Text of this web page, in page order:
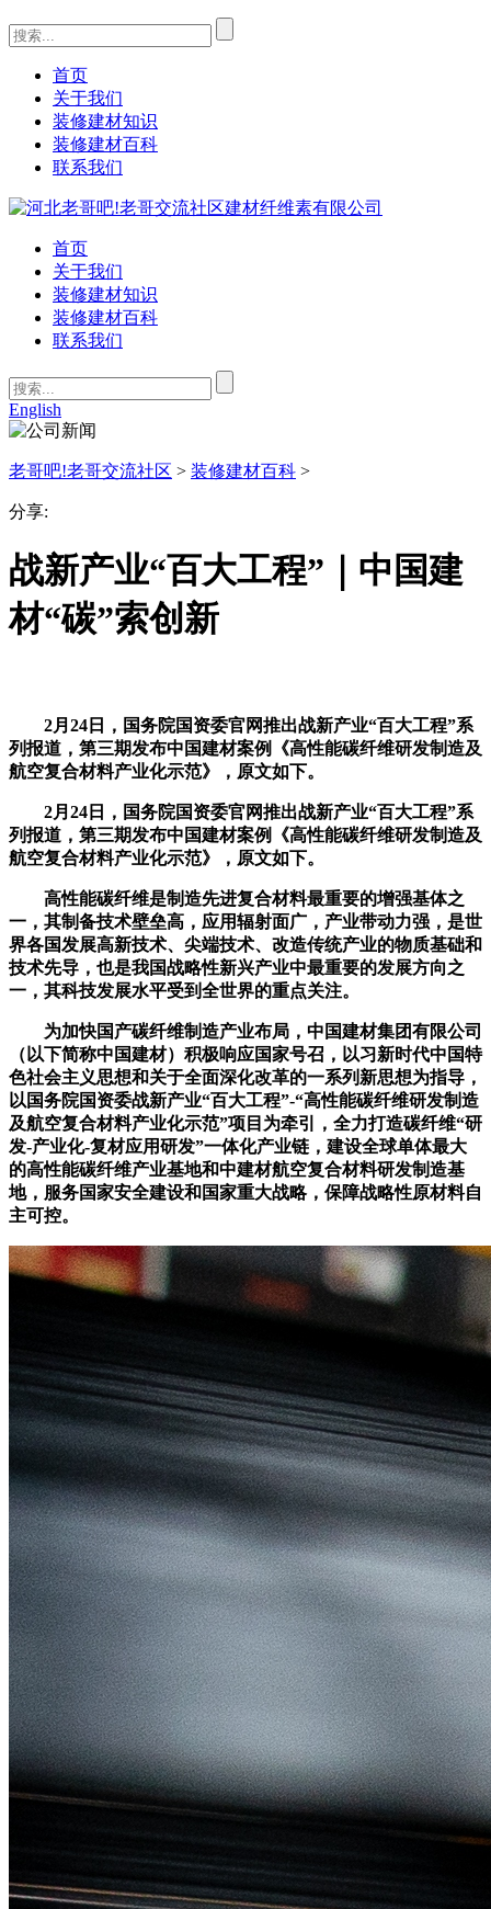
首页
关于我们
装修建材知识
装修建材百科
联系我们
首页
关于我们
装修建材知识
装修建材百科
联系我们
English
老哥吧!老哥交流社区 > 装修建材百科 >
分享:
战新产业“百大工程”｜中国建
材“碳”索创新
2月24日，国务院国资委官网推出战新产业“百大工程”系
列报道，第三期发布中国建材案例《高性能碳纤维研发制造及
航空复合材料产业化示范》，原文如下。
2月24日，国务院国资委官网推出战新产业“百大工程”系
列报道，第三期发布中国建材案例《高性能碳纤维研发制造及
航空复合材料产业化示范》，原文如下。
高性能碳纤维是制造先进复合材料最重要的增强基体之
一，其制备技术壁垒高，应用辐射面广，产业带动力强，是世
界各国发展高新技术、尖端技术、改造传统产业的物质基础和
技术先导，也是我国战略性新兴产业中最重要的发展方向之
一，其科技发展水平受到全世界的重点关注。
为加快国产碳纤维制造产业布局，中国建材集团有限公司
（以下简称中国建材）积极响应国家号召，以习新时代中国特
色社会主义思想和关于全面深化改革的一系列新思想为指导，
以国务院国资委战新产业“百大工程”-“高性能碳纤维研发制造
及航空复合材料产业化示范”项目为牵引，全力打造碳纤维“研
发-产业化-复材应用研发”一体化产业链，建设全球单体最大
的高性能碳纤维产业基地和中建材航空复合材料研发制造基
地，服务国家安全建设和国家重大战略，保障战略性原材料自
主可控。